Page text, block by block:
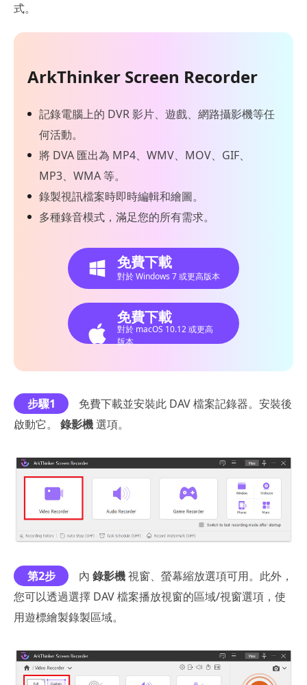
式。
ArkThinker Screen Recorder
記錄電腦上的 DVR 影片、遊戲、網路攝影機等任
何活動。
將 DVA 匯出為 MP4、WMV、MOV、GIF、
MP3、WMA 等。
錄製視訊檔案時即時編輯和繪圖。
多種錄音模式，滿足您的所有需求。
免費下載
對於 Windows 7 或更高版本
免費下載
對於 macOS 10.12 或更高
版本
步驟1
免費下載並安裝此 DAV 檔案記錄器。安裝後
啟動它。 錄影機選項。
第2步 內 錄影機視窗、螢幕縮放選項可用。此外，
您可以透過選擇 DAV 檔案播放視窗的區域/視窗選項，使
用遊標繪製錄製區域。